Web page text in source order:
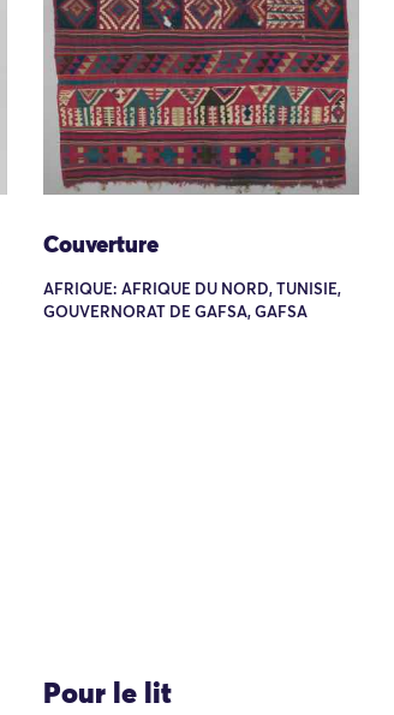
Couverture
AFRIQUE: AFRIQUE DU NORD, TUNISIE,
GOUVERNORAT DE GAFSA, GAFSA
Pour le lit